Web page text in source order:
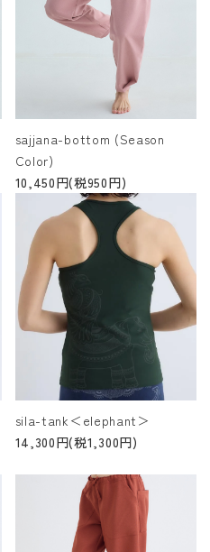
sajjana-bottom (Season
Color)
10,450円(税950円)
sila-tank＜elephant＞
14,300円(税1,300円)